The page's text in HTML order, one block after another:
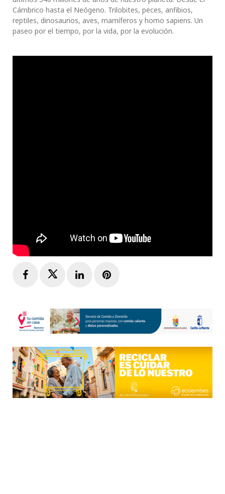
Cámbrico hasta el Neógeno. Trilobites, peces, anfibios,
reptiles, dinosaurios, aves, mamíferos y homo sapiens. Un
paseo por el tiempo, por la vida, por la evolución.
FacebookTwitterLinkedInPinterest